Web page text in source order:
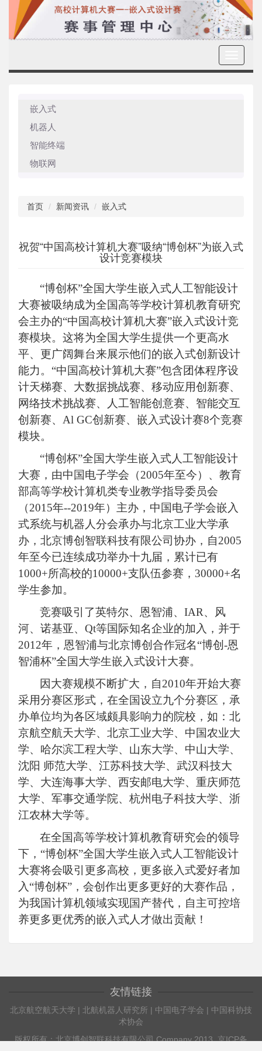
嵌入式
机器人
智能终端
物联网
首页 新闻资讯 嵌入式
祝贺“中国高校计算机大赛”吸纳“博创杯”为嵌入式
设计竞赛模块
“博创杯”全国大学生嵌入式人工智能设计
大赛被吸纳成为全国高等学校计算机教育研究
会主办的“中国高校计算机大赛”嵌入式设计竞
赛模块。这将为全国大学生提供一个更高水
平、更广阔舞台来展示他们的嵌入式创新设计
能力。“中国高校计算机大赛”包含团体程序设
计天梯赛、大数据挑战赛、移动应用创新赛、
网络技术挑战赛、人工智能创意赛、智能交互
创新赛、 Al GC创新赛、嵌入式设计赛8个竞赛
模块。
“博创杯”全国大学生嵌入式人工智能设计
大赛，由中国电子学会 （2005年至今） 、教育
部高等学校计算机类专业教学指导委员会
（2015年--2019年） 主办，中国电子学会嵌入
式系统与机器人分会承办与北京工业大学承
办，北京博创智联科技有限公司协办，自2005
年至今已连续成功举办十九届，累计已有
1000+所高校的10000+支队伍参赛， 30000+名
学生参加。
竞赛吸引了英特尔、恩智浦、IAR、风
河、诺基亚、 Qt等国际知名企业的加入，并于
2012年，恩智浦与北京博创合作冠名“博创 -恩
智浦杯”全国大学生嵌入式设计大赛。
因大赛规模不断扩大，自2010年开始大赛
采用分赛区形式，在全国设立九个分赛区，承
办单位均为各区域颇具影响力的院校，如 ： 北
京航空航天大学、北京工业大学、中国农业大
学、哈尔滨工程大学、山东大学、中山大学、
沈阳 师范大学、江苏科技大学、武汉科技大
学、大连海事大学、西安邮电大学、重庆师范
大学、军事交通学院、杭州电子科技大学、浙
江农林大学等。
在全国高等学校计算机教育研究会的领导
下， “博创杯”全国大学生嵌入式人工智能设计
大赛将会吸引更多高校，更多嵌入式爱好者加
入“博创杯”，会创作出更多更好的大赛作品，
为我国计算机领域实现国产替代，自主可控培
养更多更优秀的嵌入式人才做出贡献！
友情链接
北京航空航天大学 | 北航机器人研究所 | 中国电子学会 | 中国科协技
术协会
版权所有：北京博创智联科技有限公司 Company 2013,京ICP备